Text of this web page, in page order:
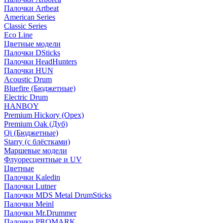
Палочки Artbeat
American Series
Classic Series
Eco Line
Цветные модели
Палочки DSticks
Палочки HeadHunters
Палочки HUN
Acoustic Drum
Bluefire (Бюджетные)
Electric Drum
HANBOY
Premium Hickory (Орех)
Premium Oak (Дуб)
Qi (Бюджетные)
Starry (с блёстками)
Маршевые модели
Флуоресцентные и UV
Цветные
Палочки Kaledin
Палочки Lutner
Палочки MDS Metal DrumSticks
Палочки Meinl
Палочки Mr.Drummer